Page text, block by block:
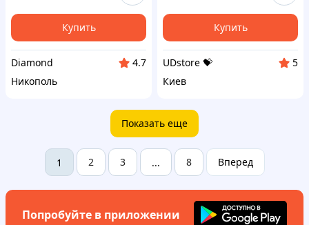
Купить
Diamond
4.7
Никополь
Купить
UDstore 💝
5
Киев
Показать еще
1 2 3 ... 8 Вперед
Попробуйте в приложении